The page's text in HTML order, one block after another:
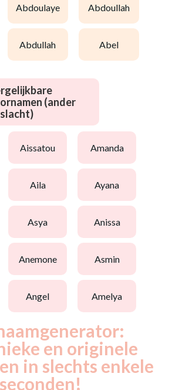
abdoulaye abdoullah
abdullah abel
(ander
aissatou amanda
aila ayana
asya anissa
anemone asmin
angel amelya
en originele
in slechts enkele
seconden!